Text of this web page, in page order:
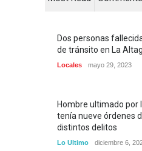
Dos personas
de tránsito en La
Locales mayo 29, 2023
Hombre ultimado por
tenía nueve órdenes
distintos delitos
Lo Ultimo diciembre 6,